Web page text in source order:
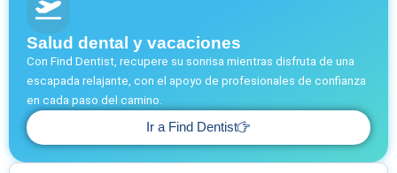
Salud dental y vacaciones
Con Find Dentist, recupere su sonrisa mientras disfruta de una
escapada relajante, con el apoyo de profesionales de confianza
en cada paso del camino.
Ir a Find Dentist